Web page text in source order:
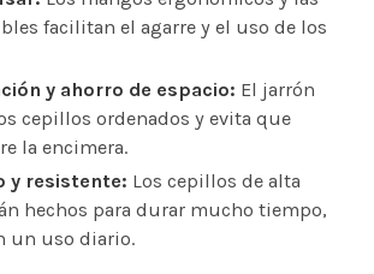
facilitan el agarre y el uso de los
y ahorro de espacio: El jarrón
cepillos ordenados y evita que
la encimera.
y resistente: Los cepillos de alta
hechos para durar mucho tiempo,
un uso diario.